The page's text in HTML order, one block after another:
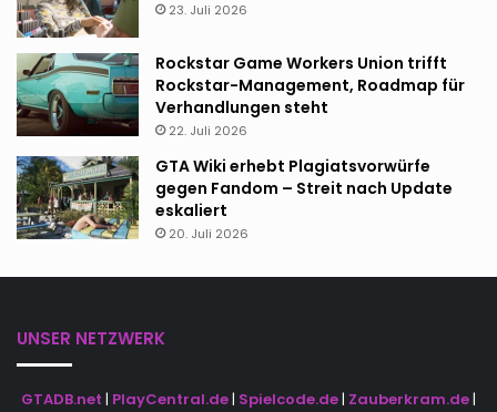
23. Juli 2026
Rockstar Game Workers Union trifft
Rockstar-Management, Roadmap für
Verhandlungen steht
22. Juli 2026
GTA Wiki erhebt Plagiatsvorwürfe
gegen Fandom – Streit nach Update
eskaliert
20. Juli 2026
UNSER NETZWERK
GTADB.net | PlayCentral.de| Spielcode.de| Zauberkram.de|